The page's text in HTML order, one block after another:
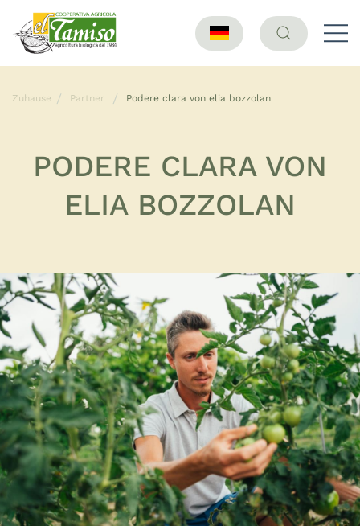
Zuhause Partner Podere clara von elia bozzolan
PODERE CLARA VON
ELIA BOZZOLAN